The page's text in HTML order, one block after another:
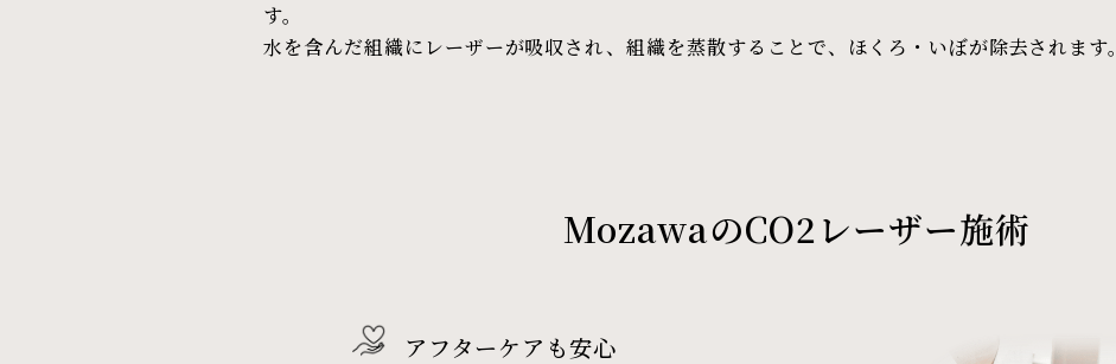
す。
水を含んだ組織にレーザーが吸収され、組織を蒸散することで、ほくろ・いぼが除去されます。
MozawaのCO2レーザー施術
アフターケアも安心